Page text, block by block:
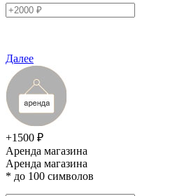
Далее
+1500 ₽
Аренда магазина
Аренда магазина
* до 100 символов